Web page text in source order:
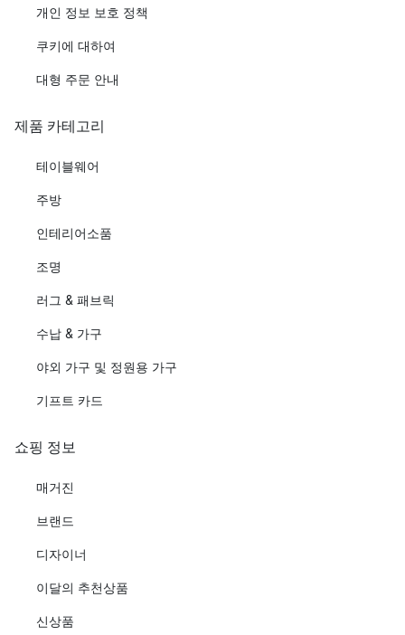
개인 정보 보호 정책
쿠키에 대하여
대형 주문 안내
제품 카테고리
테이블웨어
주방
인테리어소품
조명
러그 & 패브릭
수납 & 가구
야외 가구 및 정원용 가구
기프트 카드
쇼핑 정보
매거진
브랜드
디자이너
이달의 추천상품
신상품